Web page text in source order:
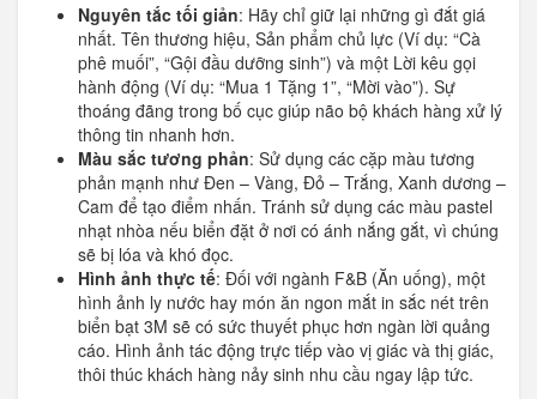
Nguyên tắc tối giản: Hãy chỉ giữ lại những gì đắt giá
nhất. Tên thương hiệu, Sản phẩm chủ lực (Ví dụ: “Cà
phê muối”, “Gội đầu dưỡng sinh”) và một Lời kêu gọi
hành động (Ví dụ: “Mua 1 Tặng 1”, “Mời vào”). Sự
thoáng đãng trong bố cục giúp não bộ khách hàng xử lý
thông tin nhanh hơn.
Màu sắc tương phản: Sử dụng các cặp màu tương
phản mạnh như Đen – Vàng, Đỏ – Trắng, Xanh dương –
Cam để tạo điểm nhấn. Tránh sử dụng các màu pastel
nhạt nhòa nếu biển đặt ở nơi có ánh nắng gắt, vì chúng
sẽ bị lóa và khó đọc.
Hình ảnh thực tế: Đối với ngành F&B (Ăn uống), một
hình ảnh ly nước hay món ăn ngon mắt in sắc nét trên
biển bạt 3M sẽ có sức thuyết phục hơn ngàn lời quảng
cáo. Hình ảnh tác động trực tiếp vào vị giác và thị giác,
thôi thúc khách hàng nảy sinh nhu cầu ngay lập tức.